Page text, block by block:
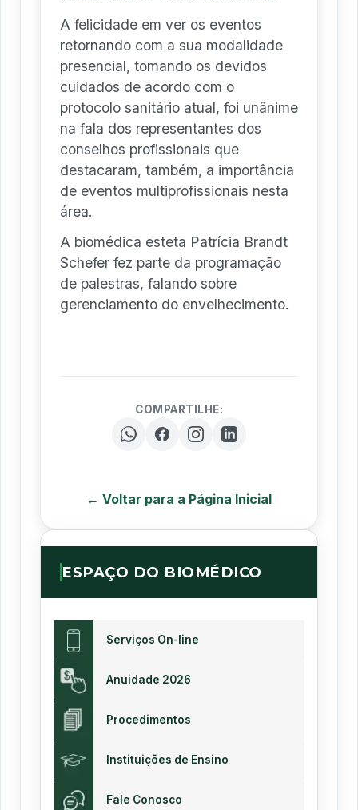
A felicidade em ver os eventos
retornando com a sua modalidade
presencial, tomando os devidos
cuidados de acordo com o
protocolo sanitário atual, foi unânime
na fala dos representantes dos
conselhos profissionais que
destacaram, também, a importância
de eventos multiprofissionais nesta
área.
A biomédica esteta Patrícia Brandt
Schefer fez parte da programação
de palestras, falando sobre
gerenciamento do envelhecimento.
COMPARTILHE:
← Voltar para a Página Inicial
ESPAÇO DO BIOMÉDICO
Serviços On-line
Anuidade 2026
Procedimentos
Instituições de Ensino
Fale Conosco